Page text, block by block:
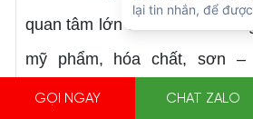
quan tâm lớn của các doanh
mỹ phẩm, hóa chất, sơn
nhuộm. Để đảm bảo chất
GỌI NGAY CHAT ZALO